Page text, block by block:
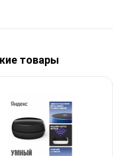
товары